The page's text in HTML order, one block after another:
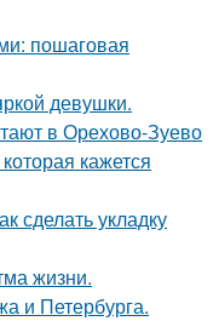
пошаговая
девушки.
в Орехово-Зуево
кажется
сделать укладку
жизни.
и Петербурга.